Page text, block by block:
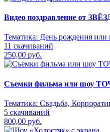
Видео поздравление от
Тематика: День рождения
11 скачиваний
250,00 руб.
Съемки фильма или шоу
Тематика: Свадьба,
5 скачиваний
800,00 руб.